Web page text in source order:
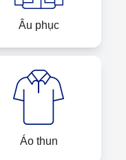
Âu phục
Áo thun